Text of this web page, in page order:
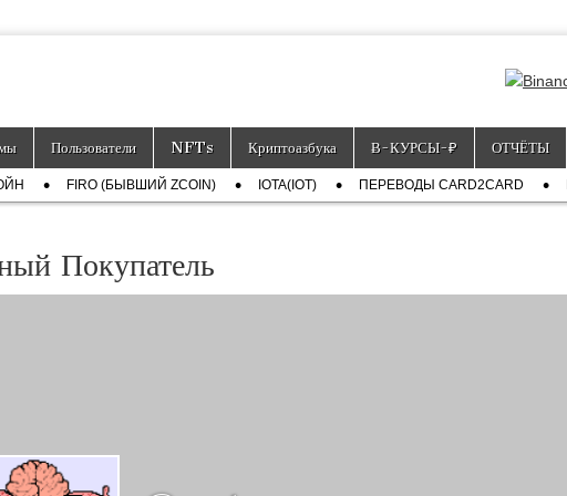
Пользователи NFTs Криптоазбука Ƀ-КУРСЫ-₽ ОТЧЁТЫ
FIRO (БЫВШИЙ ZCOIN) IOTA(IOT) ПЕРЕВОДЫ CARD2CARD
Покупатель